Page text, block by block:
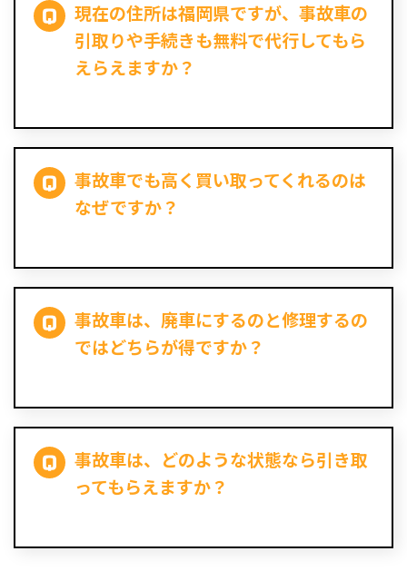
現在の住所は福岡県ですが、事故車の
引取りや手続きも無料で代行してもら
えらえますか？
事故車でも高く買い取ってくれるのは
なぜですか？
事故車は、廃車にするのと修理するの
ではどちらが得ですか？
事故車は、どのような状態なら引き取
ってもらえますか？